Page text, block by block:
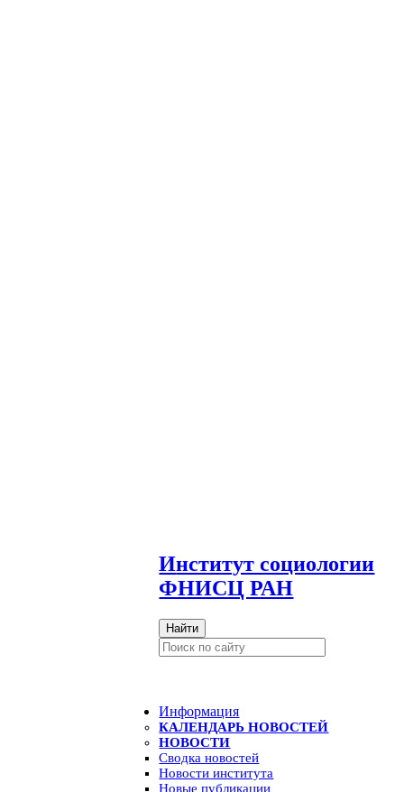
Институт социологии
ФНИСЦ РАН
Найти
Информация
КАЛЕНДАРЬ НОВОСТЕЙ
НОВОСТИ
Сводка новостей
Новости института
Новые публикации